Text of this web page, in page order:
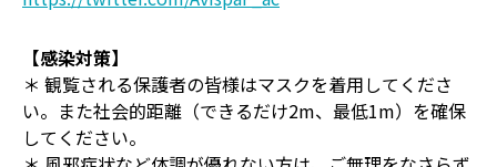
【感染対策】
＊ 観覧される保護者の皆様はマスクを着用してくださ
い。また社会的距離（できるだけ2m、最低1m）を確保
してください。